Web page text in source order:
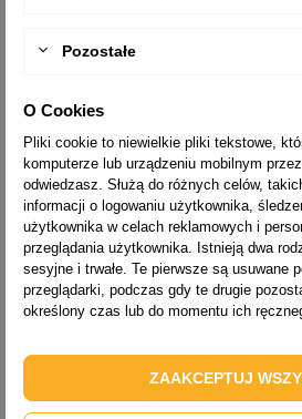
Zwiększona powierzchnia oparcia
się drabiny.
wymiarach 20x55-77 mm. Do wyboru
25x45-75 mm oraz 25x75-102 mm.
Pozostałe
O Cookies
Pliki cookie to niewielkie pliki tekstowe,
komputerze lub urządzeniu mobilnym
odwiedzasz. Służą do różnych celów,
informacji o logowaniu użytkownika,
użytkownika w celach reklamowych i
przeglądania użytkownika. Istnieją dwa
sesyjne i trwałe. Te pierwsze są usuwane
przeglądarki, podczas gdy te drugie
określony czas lub do momentu ich
ZAAKCEPTUJ